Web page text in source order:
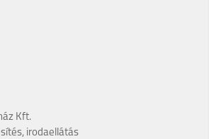
Kft.
irodaellátás